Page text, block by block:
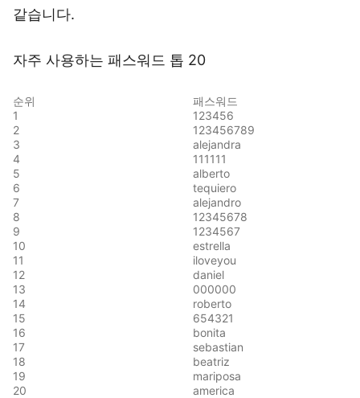
같습니다.
자주 사용하는 패스워드 톱 20
순위
패스워드
1
123456
2
123456789
3
alejandra
4
111111
5
alberto
6
tequiero
7
alejandro
8
12345678
9
1234567
10
estrella
11
iloveyou
12
daniel
13
000000
14
roberto
15
654321
16
bonita
17
sebastian
18
beatriz
19
mariposa
20
america